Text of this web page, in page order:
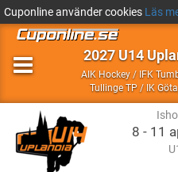
Cuponline använder cookies Läs
2027 U14
AIK Hockey / IFK
Tullinge TP / IK Göta
8 - 11